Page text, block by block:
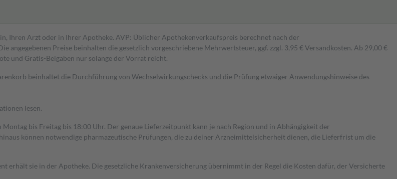
Ihren Arzt oder in Ihrer Apotheke. AVP: Üblicher Apothekenverkaufspreis berechnet nach der
Preise beinhalten die gesetzlich vorgeschriebene Mehrwertsteuer, ggf. zzgl. 3,95 € Versandkosten. Ab 29,00 €
und Gratis-Beigaben nur solange der Vorrat reicht.
beinhaltet die Durchführung von Wechselwirkungschecks und die Prüfung etwaiger Anwendungshinweise des
lesen.
bis Freitag bis 18:00 Uhr. Der genaue Lieferzeitpunkt kann je nach Region und in Abhängigkeit der
können notwendige pharmazeutische Prüfungen, die zu deiner Arzneimittelsicherheit dienen, die Lieferfrist um die
erhält sie in der Apotheke. Die gesetzliche Krankenversicherung übernimmt in der Regel die Kosten dafür, der Versicherte